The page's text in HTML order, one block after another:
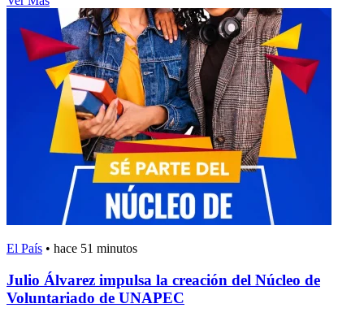
El País • hace 51 minutos
Julio Álvarez impulsa la creación del Núcleo de
Voluntariado de UNAPEC